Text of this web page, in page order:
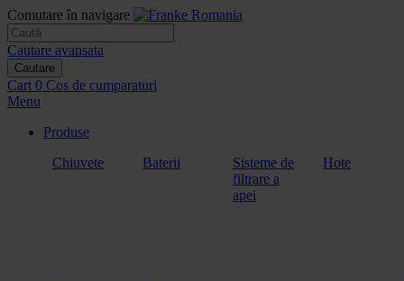
Comutare în navigare
Cautare avansata
Cautare
Cart 0 Cos de cumparaturi
Menu
Produse
Chiuvete
Baterii
Sisteme de
filtrare a
apei
Hote